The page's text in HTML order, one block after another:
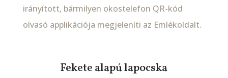
irányított, bármilyen okostelefon QR-kód
olvasó applikációja megjeleníti az Emlékoldalt.
Fekete alapú lapocska